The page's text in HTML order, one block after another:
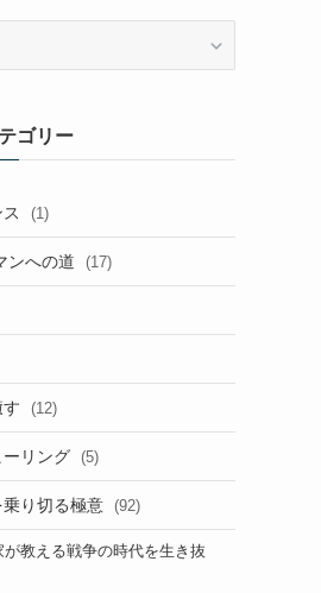
ゴリー
(1)
ンへの道 (17)
(12)
リング (5)
り切る極意 (92)
教える戦争の時代を生き抜